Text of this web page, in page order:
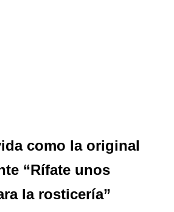
como la original
“Rífate unos
la rosticería”